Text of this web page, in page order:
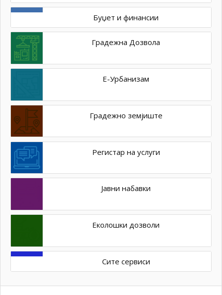
Буџет и финансии
Градежна Дозвола
Е-Урбанизам
Градежно земјиште
Регистар на услуги
Јавни набавки
Еколошки дозволи
Сите сервиси